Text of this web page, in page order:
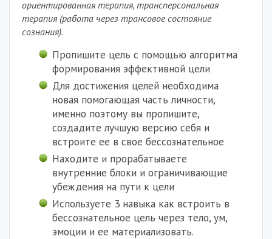
ориентированная терапия, трансперсональная
терапия (работа через трансовое состояние
сознания).
Пропишите цель с помощью алгоритма
формирования эффективной цели
Для достижения целей необходима
новая помогающая часть личности,
именно поэтому вы пропишите,
создадите лучшую версию себя и
встроите ее в свое бессознательное
Находите и прорабатываете
внутренние блоки и ограничивающие
убеждения на пути к цели
Используете 3 навыка как встроить в
бессознательное цель через тело, ум,
эмоции и ее материализовать.